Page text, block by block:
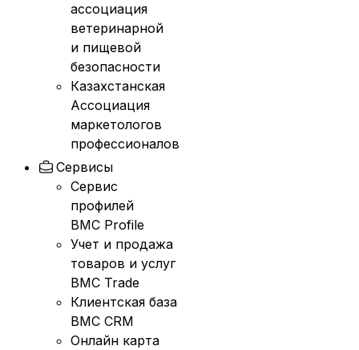
ассоциация
ветеринарной
и пищевой
безопасности
Казахстанская
Ассоциация
маркетологов
профессионалов
Сервисы
Сервис
профилей
BMC Profile
Учет и продажа
товаров и услуг
BMC Trade
Клиентская база
BMC CRM
Онлайн карта